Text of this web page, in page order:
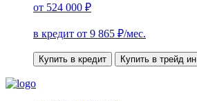
от 524 000 ₽
в кредит от 9 865 ₽/мес.
Купить в кредит Купить в трейд ин